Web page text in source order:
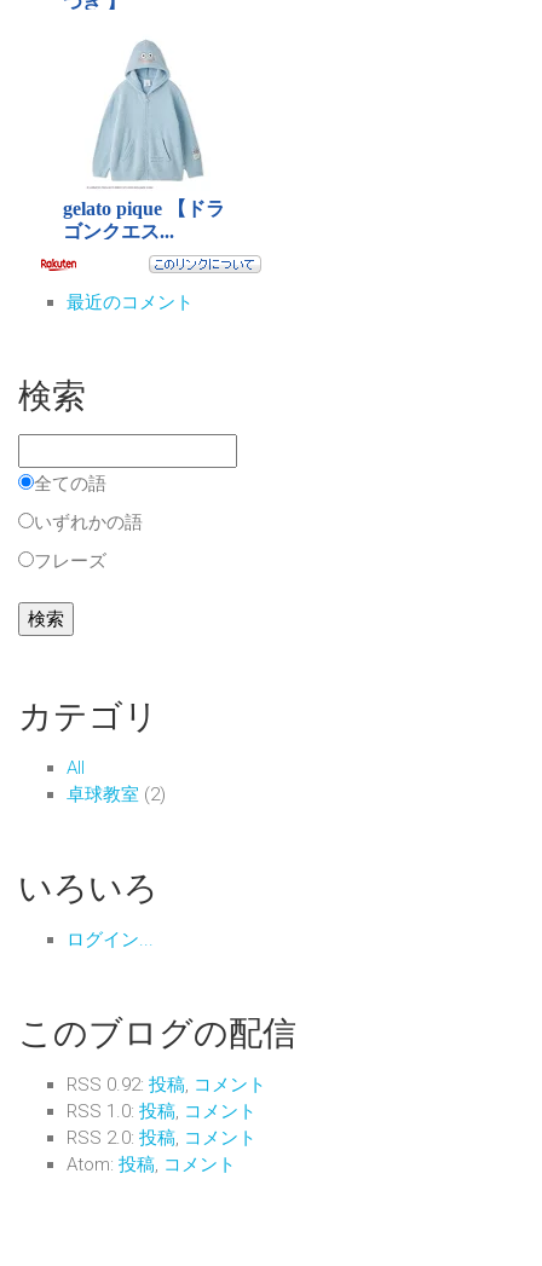
最近のコメント
検索
全ての語
いずれかの語
フレーズ
カテゴリ
All
卓球教室 (2)
いろいろ
ログイン...
このブログの配信
RSS 0.92: 投稿, コメント
RSS 1.0: 投稿, コメント
RSS 2.0: 投稿, コメント
Atom: 投稿, コメント